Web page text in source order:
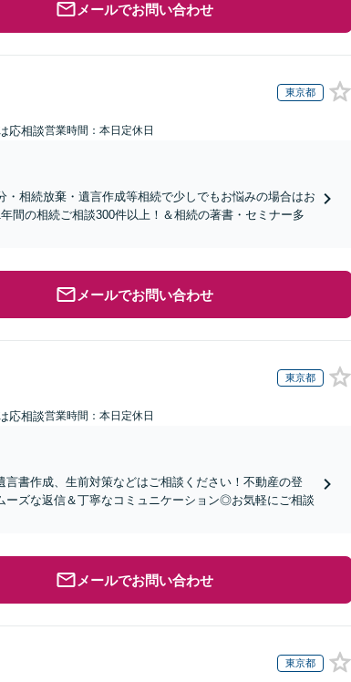
メールでお問い合わせ
東京都
応相談営業時間：本日定休日
相続放棄・遺言作成等相続で少しでもお悩みの場合はお
間の相続ご相談300件以上！＆相続の著書・セミナー多
メールでお問い合わせ
東京都
応相談営業時間：本日定休日
言書作成、生前対策などはご相談ください！不動産の登
ズな返信＆丁寧なコミュニケーション◎お気軽にご相談
メールでお問い合わせ
東京都